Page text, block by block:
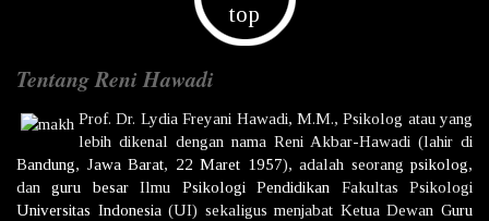
top
Tentang Reni Hawadi
Prof. Dr. Lydia Freyani Hawadi, M.M., Psikolog atau yang
lebih dikenal dengan nama Reni Akbar-Hawadi (lahir di
Bandung, Jawa Barat, 22 Maret 1957), adalah seorang psikolog,
danguru besarIlmu Psikologi Pendidikan Fakultas Psikologi
Universitas Indonesia(UI) sekaligus menjabat Ketua DewanGuru